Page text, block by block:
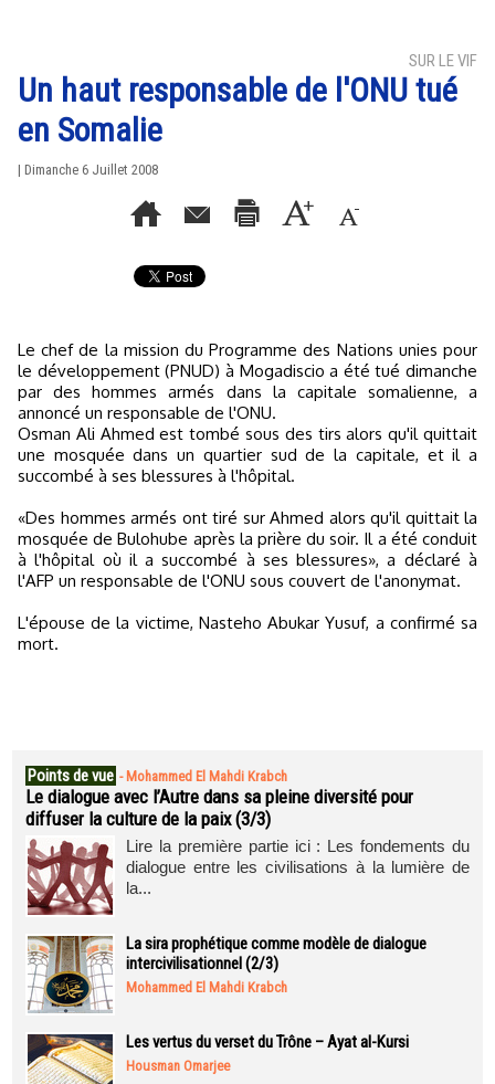
SUR LE VIF
Un haut responsable de l'ONU tué
en Somalie
| Dimanche 6 Juillet 2008
Le chef de la mission du Programme des Nations unies pour
le développement (PNUD) à Mogadiscio a été tué dimanche
par des hommes armés dans la capitale somalienne, a
annoncé un responsable de l'ONU.
Osman Ali Ahmed est tombé sous des tirs alors qu'il quittait
une mosquée dans un quartier sud de la capitale, et il a
succombé à ses blessures à l'hôpital.
«Des hommes armés ont tiré sur Ahmed alors qu'il quittait la
mosquée de Bulohube après la prière du soir. Il a été conduit
à l'hôpital où il a succombé à ses blessures», a déclaré à
l'AFP un responsable de l'ONU sous couvert de l'anonymat.
L'épouse de la victime, Nasteho Abukar Yusuf, a confirmé sa
mort.
Points de vue - Mohammed El Mahdi Krabch
Le dialogue avec l’Autre dans sa pleine diversité pour
diffuser la culture de la paix (3/3)
Lire la première partie ici : Les fondements du
dialogue entre les civilisations à la lumière de
la...
La sira prophétique comme modèle de dialogue
intercivilisationnel (2/3)
Mohammed El Mahdi Krabch
Les vertus du verset du Trône – Ayat al-Kursi
Housman Omarjee